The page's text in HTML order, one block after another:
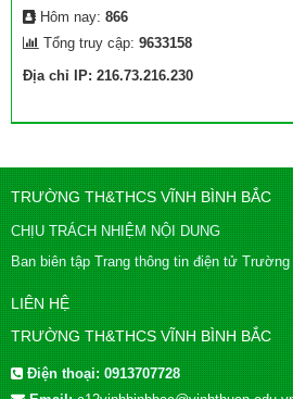
Hôm nay: 866
Tổng truy cập: 9633158
Địa chỉ IP: 216.73.216.230
TRƯỜNG TH&THCS VĨNH BÌNH BẮC
CHỊU TRÁCH NHIỆM NỘI DUNG
Ban biên tập Trang thông tin điện tử
LIÊN HỆ
TRƯỜNG TH&THCS VĨNH BÌNH BẮC
Điện thoại:0913707728